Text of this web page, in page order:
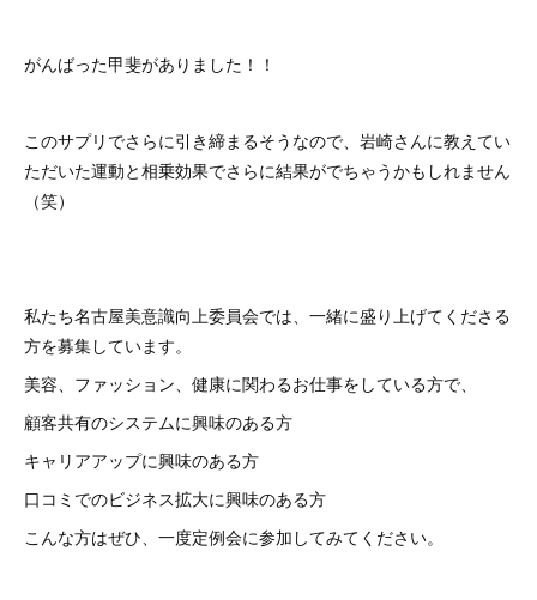
がんばった甲斐がありました！！
このサプリでさらに引き締まるそうなので、岩崎さんに教えてい
ただいた運動と相乗効果でさらに結果がでちゃうかもしれません
（笑）
私たち名古屋美意識向上委員会では、一緒に盛り上げてくださる
方を募集しています。
美容、ファッション、健康に関わるお仕事をしている方で、
顧客共有のシステムに興味のある方
キャリアアップに興味のある方
口コミでのビジネス拡大に興味のある方
こんな方はぜひ、一度定例会に参加してみてください。